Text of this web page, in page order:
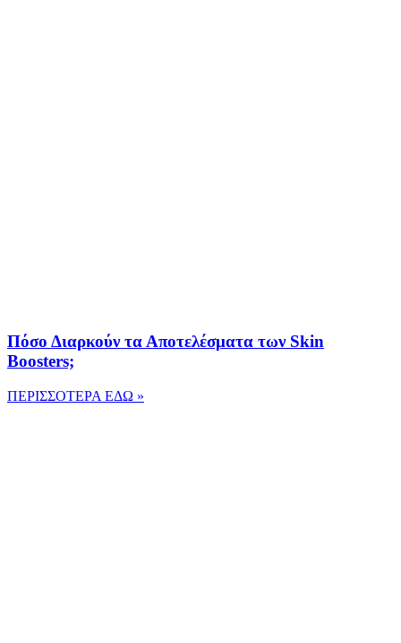
Πόσο Διαρκούν τα Αποτελέσματα των Skin
Boosters;
ΠΕΡΙΣΣΟΤΕΡΑ ΕΔΩ »